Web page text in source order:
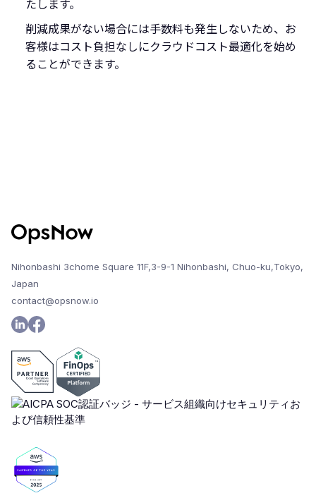
たします。
削減成果がない場合には手数料も発生しないため、お
客様はコスト負担なしにクラウドコスト最適化を始め
ることができます。
Nihonbashi 3chome Square 11F,3-9-1 Nihonbashi, Chuo-ku,Tokyo,
Japan
contact@opsnow.io